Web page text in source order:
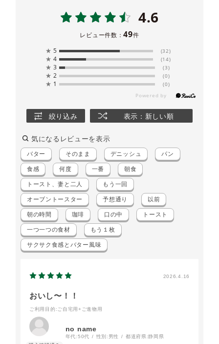
4.6
レビュー件数：49件
★ 5 (32)
★ 4 (14)
★ 3 (3)
★ 2 (0)
★ 1 (0)
絞り込み 表示：新しい順
気になるレビューを表示
バター そのまま デニッシュ パン
食感 何度 一番 朝食
トースト、妻と二人 もう一回
オーブントースター 予想通り 以前
朝の時間 珈琲 口の中 トースト
一つ一つの食材 もう１枚
サクサク食感とバター風味
2026.4.16
おいし〜！！
ご利用目的 :ご自宅用+ご進物用
no name
年代:50代 性別: 男性 都道府県:静岡県